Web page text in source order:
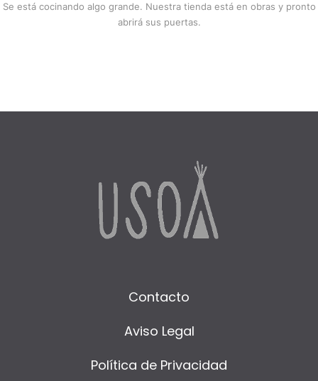
Se está cocinando algo grande. Nuestra tienda está en obras y pronto
abrirá sus puertas.
Contacto
Aviso Legal
Política de Privacidad